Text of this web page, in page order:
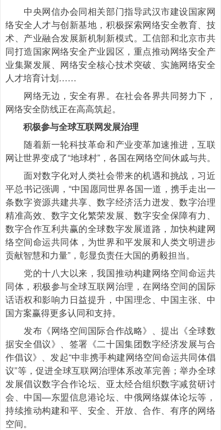
中央网信办会同相关部门指导武汉市建设国家网
络安全人才与创新基地，积极探索网络安全教育、技
术、产业融合发展新机制新模式。工信部和北京市共
同打造国家网络安全产业园区，重点推动网络安全产
业集聚发展、网络安全核心技术突破、实施网络安全
人才培育计划……
网络无边，安全有界。在社会各界共同努力下，
网络安全防线正在高高筑起。
积极参与全球互联网发展治理
随着新一轮科技革命和产业变革加速推进，互联
网让世界变成了“地球村”，各国在网络空间休戚与共。
面对数字化对人类社会带来的机遇和挑战，习近
平总书记强调，“中国愿同世界各国一道，携手走出一
条数字资源共建共享、数字经济活力迸发、数字治理
精准高效、数字文化繁荣发展、数字安全保障有力、
数字合作互利共赢的全球数字发展道路，加快构建网
络空间命运共同体，为世界和平发展和人类文明进步
贡献智慧和力量”，彰显负责任大国的勇毅担当。
党的十八大以来，我国推动构建网络空间命运共
同体，积极参与全球互联网治理，在网络空间的国际
话语权和影响力日益提升，中国理念、中国主张、中
国方案赢得更多认同和支持。
发布《网络空间国际合作战略》、提出《全球数
据安全倡议》、签署《二十国集团数字经济发展与合
作倡议》、发起“中非携手构建网络空间命运共同体倡
议”等，促进全球互联网治理体系改革完善；举办全球
发展倡议数字合作论坛、亚太经合组织数字减贫研讨
会、中国—东盟信息港论坛、中俄网络媒体论坛等，
持续推动构建和平、安全、开放、合作、有序的网络
空间。